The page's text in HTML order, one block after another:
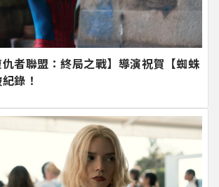
者聯盟：終局之戰】導演祝賀【蜘蛛
錄！